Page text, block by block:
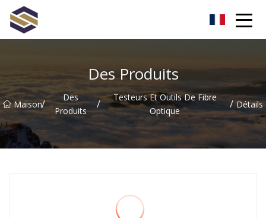
Des Produits
Maison/
Des
Produits
/
Testeurs Et Outils De Fibre
Optique
/ Détails